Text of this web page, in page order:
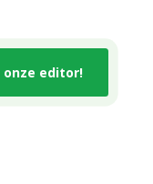
editor!